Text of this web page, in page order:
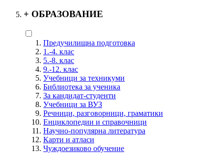
+ ОБРАЗОВАНИЕ
Предучилищна подготовка
1.-4. клас
5.-8. клас
9.-12. клас
Учебници за техникуми
Библиотека за ученика
За кандидат-студенти
Учебници за ВУЗ
Речници, разговорници, граматики
Енциклопедии и справочници
Научно-популярна литература
Карти и атласи
Чуждоезиково обучение